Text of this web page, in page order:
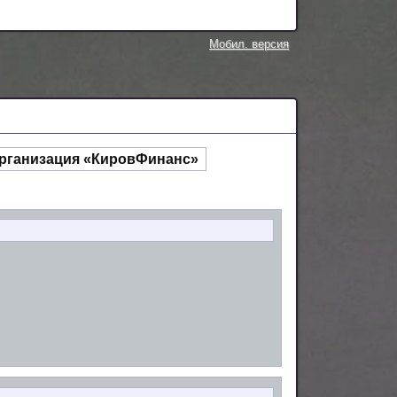
Мобил. версия
«КировФинанс»